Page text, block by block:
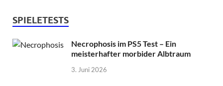
SPIELETESTS
Necrophosis im PS5 Test – Ein
meisterhafter morbider Albtraum
3. Juni 2026